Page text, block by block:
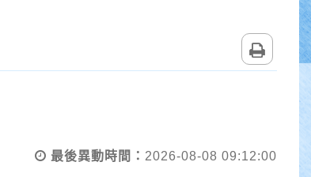
最後異動時間： 2026-08-08 09:12:00